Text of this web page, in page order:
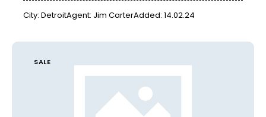
City: DetroitAgent: Jim CarterAdded: 14.02.24
SALE